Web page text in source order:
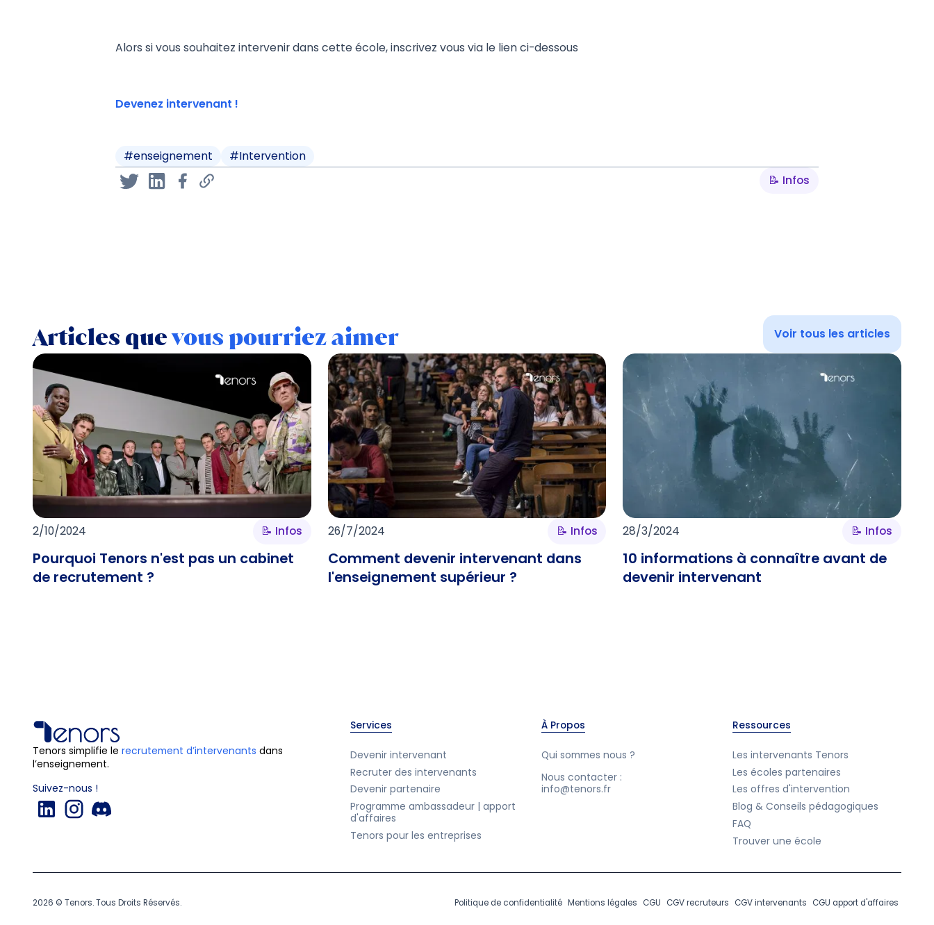
Alors si vous souhaitez intervenir dans cette école, inscrivez vous via le lien ci-dessous
Devenez intervenant !
#enseignement #Intervention
📝 Infos
Articles quevous pourriez aimer Voir tous les articles
2/10/2024 📝 Infos
Pourquoi Tenors n'est pas un cabinet
de recrutement ?
26/7/2024 📝 Infos
Comment devenir intervenant dans
l'enseignement supérieur ?
28/3/2024 📝 Infos
10 informations à connaître avant de
devenir intervenant
Tenors simplifie lerecrutement d’intervenants dans
l’enseignement.
Suivez-nous !
Services
Devenir intervenant
Recruter des intervenants
Devenir partenaire
Programme ambassadeur | apport
d'affaires
Tenors pour les entreprises
À Propos
Qui sommes nous ?
Nous contacter :
info@tenors.fr
Ressources
Les intervenants Tenors
Les écoles partenaires
Les offres d'intervention
Blog & Conseils pédagogiques
FAQ
Trouver une école
2026 © Tenors. Tous Droits Réservés. Politique de confidentialité Mentions légales CGU CGV recruteurs CGV intervenants CGU apport d'affaires